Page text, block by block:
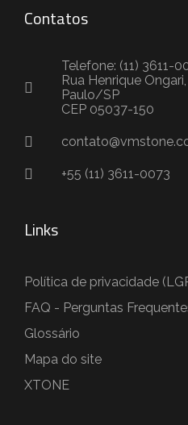
Contatos
Telefone: (11) 3611-
Rua Henrique
Paulo/SP
CEP 05037-150
+55 (11) 3611-0073
Links
Política de privacidade
FAQ - Perguntas
Glossário
Mapa do site
XTONE